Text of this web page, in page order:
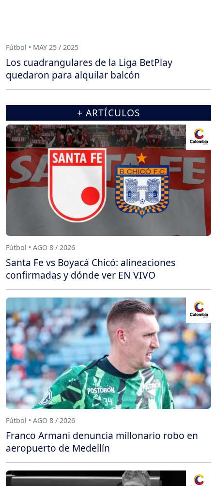
Fútbol • MAY 25 / 2025
Los cuadrangulares de la Liga BetPlay
quedaron para alquilar balcón
+ ARTÍCULOS
Fútbol • AGO 8 / 2026
Santa Fe vs Boyacá Chicó: alineaciones
confirmadas y dónde ver EN VIVO
Fútbol • AGO 8 / 2026
Franco Armani denuncia millonario robo en
aeropuerto de Medellín